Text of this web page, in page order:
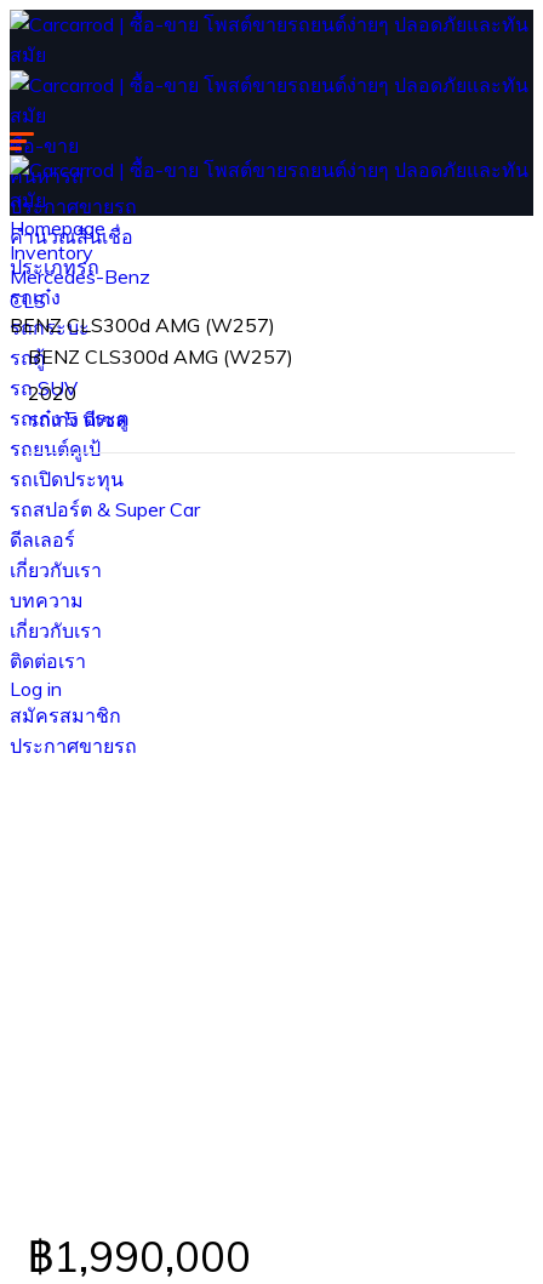
ซื้อ-ขาย
ค้นหารถ
ประกาศขายรถ
คำนวณสินเชื่อ
ประเภทรถ
รถเก๋ง
รถกระบะ
รถตู้
รถ SUV
รถเก๋ง 5 ประตู
รถยนต์คูเป้
รถเปิดประทุน
รถสปอร์ต & Super Car
ดีลเลอร์
เกี่ยวกับเรา
บทความ
เกี่ยวกับเรา
ติดต่อเรา
Log in
สมัครสมาชิก
ประกาศขายรถ
Homepage
Inventory
Mercedes-Benz
CLS
BENZ CLS300d AMG (W257)
BENZ CLS300d AMG (W257)
2020
รถเก๋งดีเซล
฿1,990,000